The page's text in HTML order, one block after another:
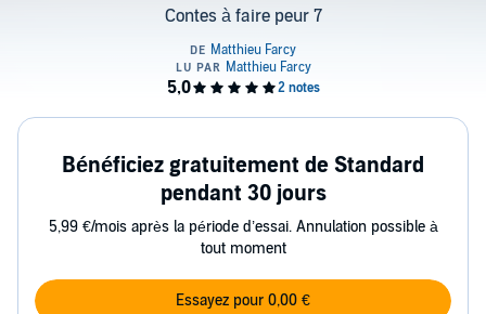
Contes à faire peur 7
Bénéficiez gratuitement de Standard
pendant 30 jours
5,99 €/mois après la période d’essai. Annulation possible à
tout moment
Essayez pour 0,00 €